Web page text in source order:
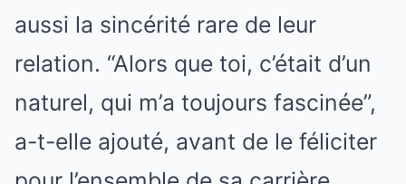
aussi la sincérité rare de leur
relation. “Alors que toi, c’était d’un
naturel, qui m’a toujours fascinée”,
a-t-elle ajouté, avant de le féliciter